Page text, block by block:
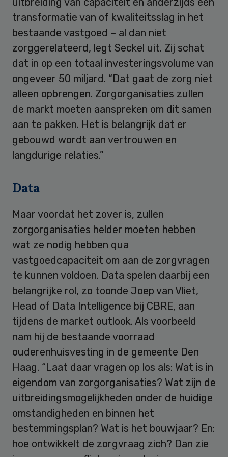
transformatie van of kwaliteitsslag in het
bestaande vastgoed – al dan niet
zorggerelateerd, legt Seckel uit. Zij schat
dat in op een totaal investeringsvolume van
ongeveer 50 miljard. “Dat gaat de zorg niet
alleen opbrengen. Zorgorganisaties zullen
de markt moeten aanspreken om dit samen
aan te pakken. Het is belangrijk dat er
gebouwd wordt aan vertrouwen en
langdurige relaties.”
Data
Maar voordat het zover is, zullen
zorgorganisaties helder moeten hebben
wat ze nodig hebben qua
vastgoedcapaciteit om aan de zorgvragen
te kunnen voldoen. Data spelen daarbij een
belangrijke rol, zo toonde Joep van Vliet,
Head of Data Intelligence bij CBRE, aan
tijdens de market outlook. Als voorbeeld
nam hij de bestaande voorraad
ouderenhuisvesting in de gemeente Den
Haag. “Laat daar vragen op los als: Wat is in
eigendom van zorgorganisaties? Wat zijn de
uitbreidingsmogelijkheden onder de huidige
omstandigheden en binnen het
bestemmingsplan? Wat is het bouwjaar? En:
hoe ontwikkelt de zorgvraag zich? Dan zie